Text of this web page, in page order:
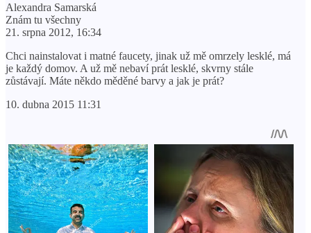
Alexandra Samarská
Znám tu všechny
21. srpna 2012, 16:34
Chci nainstalovat i matné faucety, jinak už mě omrzely lesklé, má
je každý domov. A už mě nebaví prát lesklé, skvrny stále
zůstávají. Máte někdo měděné barvy a jak je prát?
10. dubna 2015 11:31